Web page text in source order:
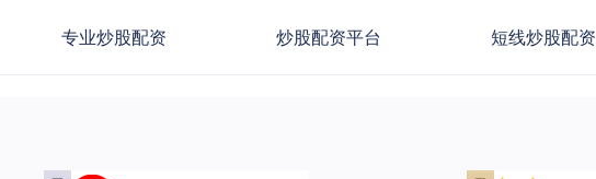
专业炒股配资 炒股配资平台 短线炒股配资